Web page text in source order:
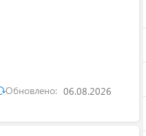
Обновлено: 06.08.2026